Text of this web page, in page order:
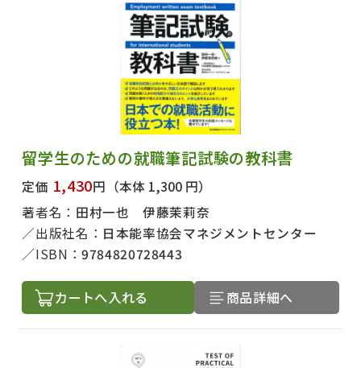
留学生のための就職筆記試験の教科書
定価 1,430円 （本体 1,300 円）
著者名： 田村一也 伊藤茉莉奈
出版社名： 日本能率協会マネジメントセンター
ISBN：9784820728443
カートへ入れる 商品詳細へ